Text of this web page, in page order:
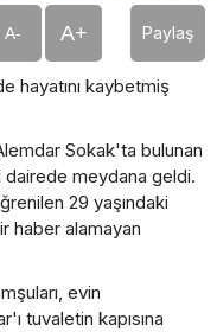
A- A+ Paylaş
hayatını kaybetmiş
Sokak'ta bulunan
dairede meydana geldi.
29 yaşındaki
haber alamayan
evin
tuvaletin kapısına